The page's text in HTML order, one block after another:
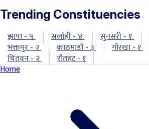
Trending Constituencies
झापा - ५ सर्लाही - ४ सुनसरी - १
भक्तपुर - २
काठमाडौं - ३ गोरखा - १
चितवन - २
रौतहट - १
Home